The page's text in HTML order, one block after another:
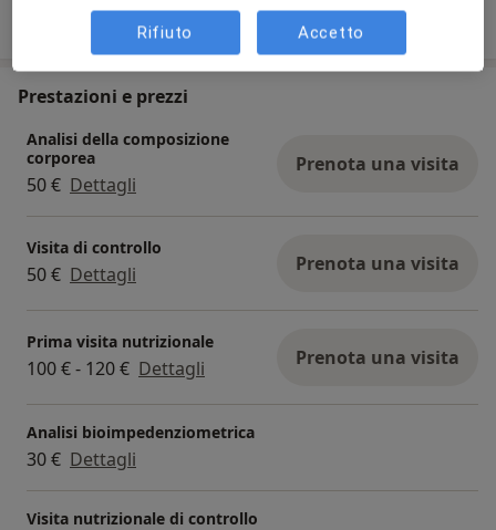
Prestazioni e prezzi
Analisi della composizione
corporea
50 € Dettagli
Prenota una visita
Visita di controllo
50 € Dettagli Prenota una visita
Prima visita nutrizionale
100 € - 120 € Dettagli Prenota una visita
Analisi bioimpedenziometrica
30 € Dettagli
Visita nutrizionale di controllo
Rifiuto Accetto